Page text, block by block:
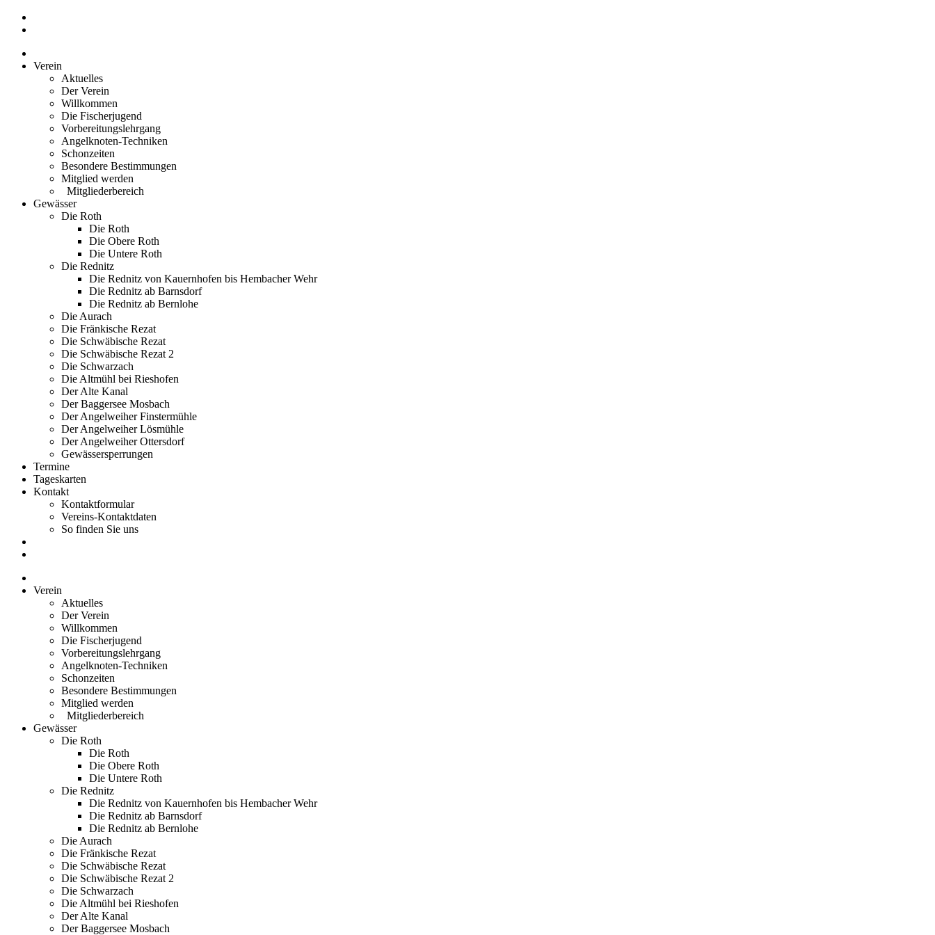
Zum
Inhalt
Verein
Aktuelles
Der Verein
Willkommen
Die Fischerjugend
Vorbereitungslehrgang
Angelknoten-Techniken
Schonzeiten
Besondere Bestimmungen
Mitglied werden
Mitgliederbereich
Gewässer
Die Roth
Die Roth
Die Obere Roth
Die Untere Roth
Die Rednitz
Die Rednitz von Kauernhofen bis Hembacher Wehr
Die Rednitz ab Barnsdorf
Die Rednitz ab Bernlohe
Die Aurach
Die Fränkische Rezat
Die Schwäbische Rezat
Die Schwäbische Rezat 2
Die Schwarzach
Die Altmühl bei Rieshofen
Der Alte Kanal
Der Baggersee Mosbach
Der Angelweiher Finstermühle
Der Angelweiher Lösmühle
Der Angelweiher Ottersdorf
Gewässersperrungen
Termine
Tageskarten
Kontakt
Kontaktformular
Vereins-Kontaktdaten
So finden Sie uns
Verein
Aktuelles
Der Verein
Willkommen
Die Fischerjugend
Vorbereitungslehrgang
Angelknoten-Techniken
Schonzeiten
Besondere Bestimmungen
Mitglied werden
Mitgliederbereich
Gewässer
Die Roth
Die Roth
Die Obere Roth
Die Untere Roth
Die Rednitz
Die Rednitz von Kauernhofen bis Hembacher Wehr
Die Rednitz ab Barnsdorf
Die Rednitz ab Bernlohe
Die Aurach
Die Fränkische Rezat
Die Schwäbische Rezat
Die Schwäbische Rezat 2
Die Schwarzach
Die Altmühl bei Rieshofen
Der Alte Kanal
Der Baggersee Mosbach